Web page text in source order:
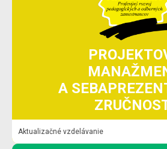
A
Aktualizačné vzdelávanie